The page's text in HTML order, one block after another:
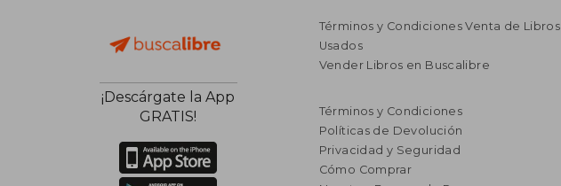
¡Descárgate la App
GRATIS!
Términos y Condiciones Venta de Libros
Usados
Vender Libros en Buscalibre
Términos y Condiciones
Políticas de Devolución
Privacidad y Seguridad
Cómo Comprar